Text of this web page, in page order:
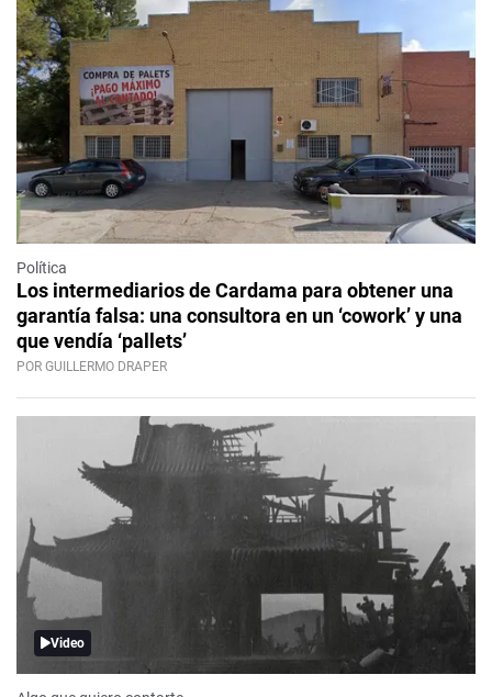
Política
Los intermediarios de Cardama para obtener una
garantía falsa: una consultora en un ‘cowork’ y una
que vendía ‘pallets’
POR GUILLERMO DRAPER
Video